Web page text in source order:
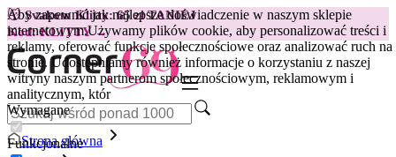
Aby zapewnić jak najlepsze doświadczenie w naszym sklepie
internetowym.Używamy plików cookie, aby personalizować treści i
reklamy, oferować funkcje społecznościowe oraz analizować ruch na
stronie. Udostępniamy również informacje o korzystaniu z naszej
witryny naszym partnerom społecznościowym, reklamowym i
analitycznym, któr
Wymagane
Funkcjonalne
😽Svakom Klitty: 65 zł TANIEJ
Kod: KLITTY →
Strona główna